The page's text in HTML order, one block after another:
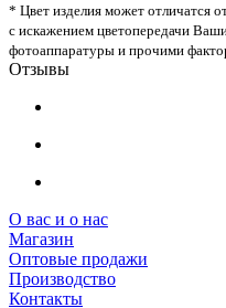
* Цвет изделия может отличатся
с искажением цветопередачи
фотоаппаратуры и прочими
Отзывы
О вас и о нас
Магазин
Оптовые продажи
Производство
Контакты